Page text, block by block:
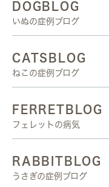
DOGBLOG
いぬの症例ブログ
CATSBLOG
ねこの症例ブログ
FERRETBLOG
フェレットの病気
RABBITBLOG
うさぎの症例ブログ